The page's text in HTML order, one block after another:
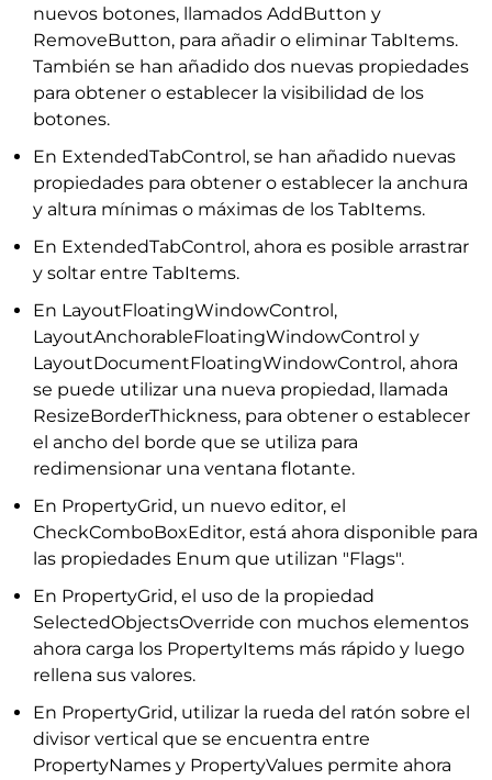
nuevos botones, llamados AddButton y
RemoveButton, para añadir o eliminar TabItems.
También se han añadido dos nuevas propiedades
para obtener o establecer la visibilidad de los
botones.
En ExtendedTabControl, se han añadido nuevas
propiedades para obtener o establecer la anchura
y altura mínimas o máximas de los TabItems.
En ExtendedTabControl, ahora es posible arrastrar
y soltar entre TabItems.
En LayoutFloatingWindowControl,
LayoutAnchorableFloatingWindowControl y
LayoutDocumentFloatingWindowControl, ahora
se puede utilizar una nueva propiedad, llamada
ResizeBorderThickness, para obtener o establecer
el ancho del borde que se utiliza para
redimensionar una ventana flotante.
En PropertyGrid, un nuevo editor, el
CheckComboBoxEditor, está ahora disponible para
las propiedades Enum que utilizan "Flags".
En PropertyGrid, el uso de la propiedad
SelectedObjectsOverride con muchos elementos
ahora carga los PropertyItems más rápido y luego
rellena sus valores.
En PropertyGrid, utilizar la rueda del ratón sobre el
divisor vertical que se encuentra entre
PropertyNames y PropertyValues permite ahora